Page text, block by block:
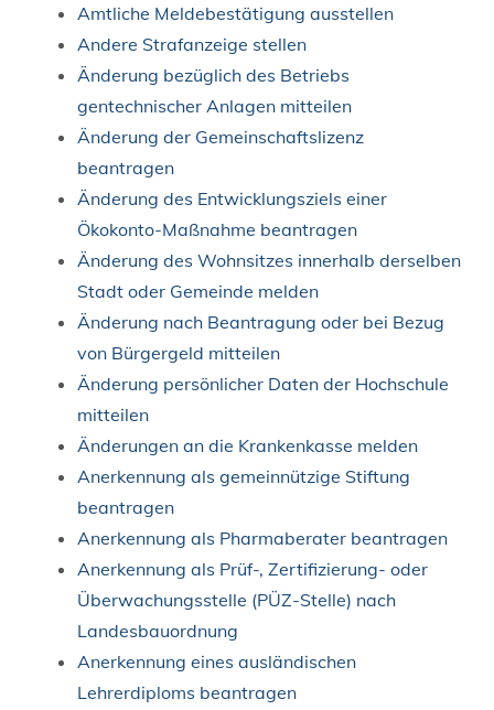
Amtliche Meldebestätigung ausstellen
Andere Strafanzeige stellen
Änderung bezüglich des Betriebs
gentechnischer Anlagen mitteilen
Änderung der Gemeinschaftslizenz
beantragen
Änderung des Entwicklungsziels einer
Ökokonto-Maßnahme beantragen
Änderung des Wohnsitzes innerhalb derselben
Stadt oder Gemeinde melden
Änderung nach Beantragung oder bei Bezug
von Bürgergeld mitteilen
Änderung persönlicher Daten der Hochschule
mitteilen
Änderungen an die Krankenkasse melden
Anerkennung als gemeinnützige Stiftung
beantragen
Anerkennung als Pharmaberater beantragen
Anerkennung als Prüf-, Zertifizierung- oder
Überwachungsstelle (PÜZ-Stelle) nach
Landesbauordnung
Anerkennung eines ausländischen
Lehrerdiploms beantragen